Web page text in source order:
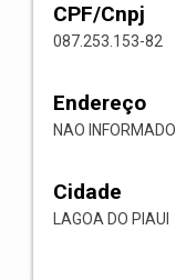
CPF/Cnpj
087.253.153-82
Endereço
NAO INFORMADO
Cidade
LAGOA DO PIAUI